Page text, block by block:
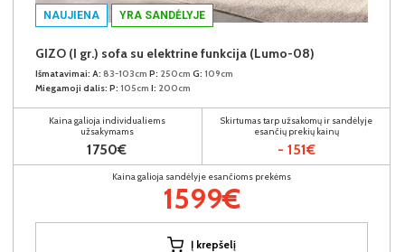
NAUJIENA YRA SANDĖLYJE
GIZO (I gr.) sofa su elektrine funkcija (Lumo-08)
Išmatavimai: A: 83-103cm P: 250cm G: 109cm
Miegamoji dalis: P: 105cm I: 200cm
Kaina galioja individualiems
užsakymams
1750€
Skirtumas tarp užsakomų ir sandėlyje
esančių prekių kainų
- 151€
Kaina galioja sandėlyje esančioms prekėms
1599€
Į krepšelį